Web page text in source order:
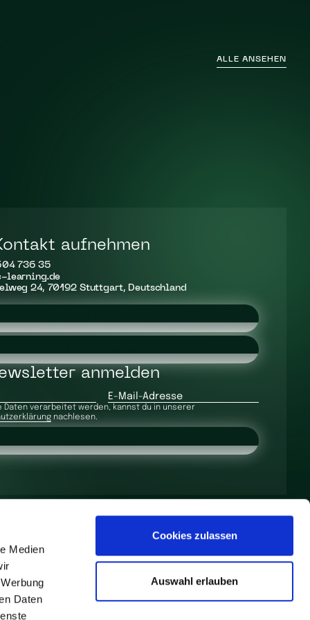
Medien
Daten
Cookies zulassen
Auswahl erlauben
ALLE ANSEHEN
aufnehmen
736 35
learning.de
24, 70192 Stuttgart, Deutschland
anmelden
E-Mail-Adresse
Daten verarbeitet werden, kannst du in unserer
nachlesen.